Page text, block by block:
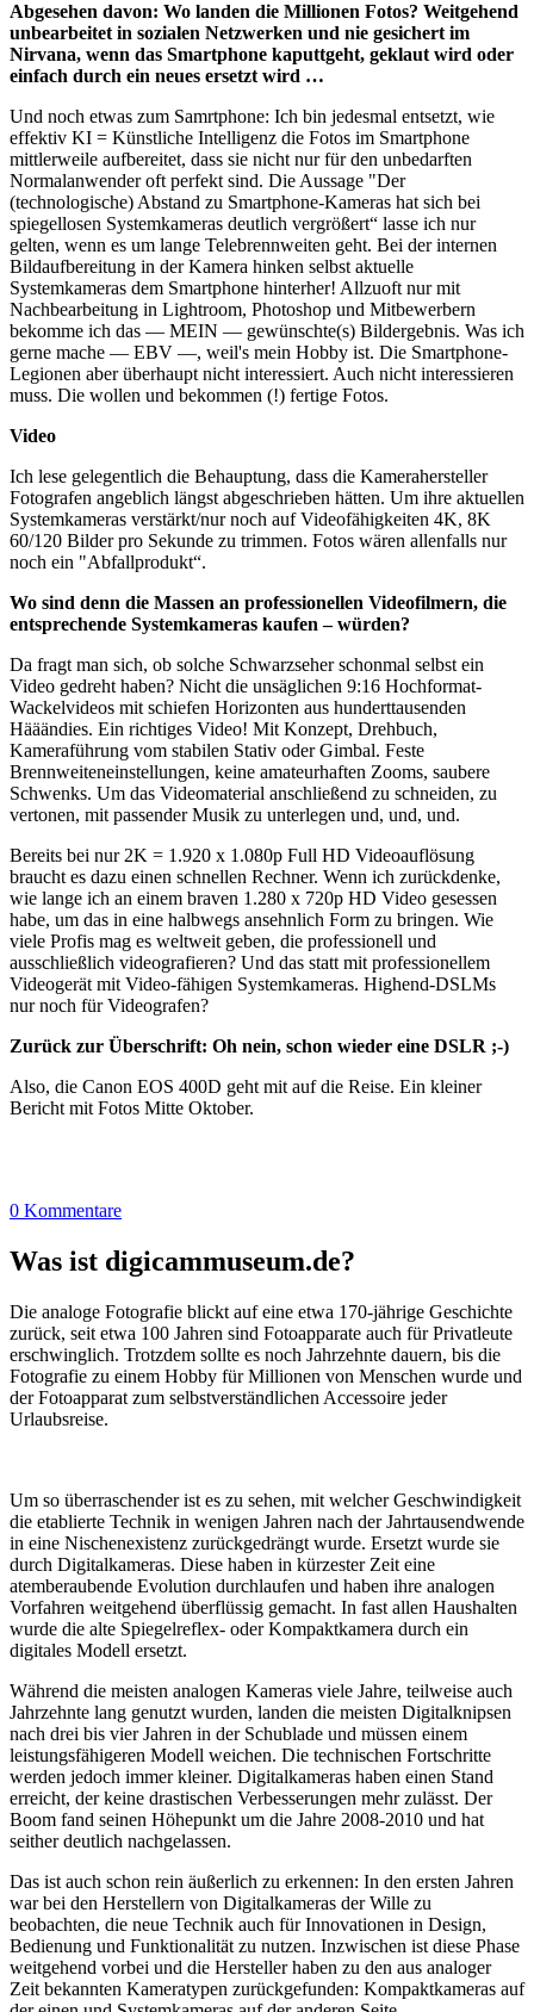
Abgesehen davon: Wo landen die Millionen Fotos? Weitgehend
unbearbeitet in sozialen Netzwerken und nie gesichert im
Nirvana, wenn das Smartphone kaputtgeht, geklaut wird oder
einfach durch ein neues ersetzt wird …
Und noch etwas zum Samrtphone: Ich bin jedesmal entsetzt, wie
effektiv KI = Künstliche Intelligenz die Fotos im Smartphone
mittlerweile aufbereitet, dass sie nicht nur für den unbedarften
Normalanwender oft perfekt sind. Die Aussage "Der
(technologische) Abstand zu Smartphone-Kameras hat sich bei
spiegellosen Systemkameras deutlich vergrößert“ lasse ich nur
gelten, wenn es um lange Telebrennweiten geht. Bei der internen
Bildaufbereitung in der Kamera hinken selbst aktuelle
Systemkameras dem Smartphone hinterher! Allzuoft nur mit
Nachbearbeitung in Lightroom, Photoshop und Mitbewerbern
bekomme ich das — MEIN — gewünschte(s) Bildergebnis. Was ich
gerne mache — EBV —, weil's mein Hobby ist. Die Smartphone-
Legionen aber überhaupt nicht interessiert. Auch nicht interessieren
muss. Die wollen und bekommen (!) fertige Fotos.
Video
Ich lese gelegentlich die Behauptung, dass die Kamerahersteller
Fotografen angeblich längst abgeschrieben hätten. Um ihre aktuellen
Systemkameras verstärkt/nur noch auf Videofähigkeiten 4K, 8K
60/120 Bilder pro Sekunde zu trimmen. Fotos wären allenfalls nur
noch ein "Abfallprodukt“.
Wo sind denn die Massen an professionellen Videofilmern, die
entsprechende Systemkameras kaufen – würden?
Da fragt man sich, ob solche Schwarzseher schonmal selbst ein
Video gedreht haben? Nicht die unsäglichen 9:16 Hochformat-
Wackelvideos mit schiefen Horizonten aus hunderttausenden
Hääändies. Ein richtiges Video! Mit Konzept, Drehbuch,
Kameraführung vom stabilen Stativ oder Gimbal. Feste
Brennweiteneinstellungen, keine amateurhaften Zooms, saubere
Schwenks. Um das Videomaterial anschließend zu schneiden, zu
vertonen, mit passender Musik zu unterlegen und, und, und.
Bereits bei nur 2K = 1.920 x 1.080p Full HD Videoauflösung
braucht es dazu einen schnellen Rechner. Wenn ich zurückdenke,
wie lange ich an einem braven 1.280 x 720p HD Video gesessen
habe, um das in eine halbwegs ansehnlich Form zu bringen. Wie
viele Profis mag es weltweit geben, die professionell und
ausschließlich videografieren? Und das statt mit professionellem
Videogerät mit Video-fähigen Systemkameras. Highend-DSLMs
nur noch für Videografen?
Zurück zur Überschrift: Oh nein, schon wieder eine DSLR ;-)
Also, die Canon EOS 400D geht mit auf die Reise. Ein kleiner
Bericht mit Fotos Mitte Oktober.
0 Kommentare
Was ist digicammuseum.de?
Die analoge Fotografie blickt auf eine etwa 170-jährige Geschichte
zurück, seit etwa 100 Jahren sind Fotoapparate auch für Privatleute
erschwinglich. Trotzdem sollte es noch Jahrzehnte dauern, bis die
Fotografie zu einem Hobby für Millionen von Menschen wurde und
der Fotoapparat zum selbstverständlichen Accessoire jeder
Urlaubsreise.
Um so überraschender ist es zu sehen, mit welcher Geschwindigkeit
die etablierte Technik in wenigen Jahren nach der Jahrtausendwende
in eine Nischenexistenz zurückgedrängt wurde. Ersetzt wurde sie
durch Digitalkameras. Diese haben in kürzester Zeit eine
atemberaubende Evolution durchlaufen und haben ihre analogen
Vorfahren weitgehend überflüssig gemacht. In fast allen Haushalten
wurde die alte Spiegelreflex- oder Kompaktkamera durch ein
digitales Modell ersetzt.
Während die meisten analogen Kameras viele Jahre, teilweise auch
Jahrzehnte lang genutzt wurden, landen die meisten Digitalknipsen
nach drei bis vier Jahren in der Schublade und müssen einem
leistungsfähigeren Modell weichen. Die technischen Fortschritte
werden jedoch immer kleiner. Digitalkameras haben einen Stand
erreicht, der keine drastischen Verbesserungen mehr zulässt. Der
Boom fand seinen Höhepunkt um die Jahre 2008-2010 und hat
seither deutlich nachgelassen.
Das ist auch schon rein äußerlich zu erkennen: In den ersten Jahren
war bei den Herstellern von Digitalkameras der Wille zu
beobachten, die neue Technik auch für Innovationen in Design,
Bedienung und Funktionalität zu nutzen. Inzwischen ist diese Phase
weitgehend vorbei und die Hersteller haben zu den aus analoger
Zeit bekannten Kameratypen zurückgefunden: Kompaktkameras auf